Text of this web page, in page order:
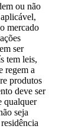
ou não
mercado
ser
tem leis,
regem a
produtos
deve ser
qualquer
seja